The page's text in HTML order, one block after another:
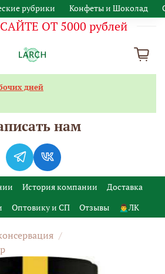
рубрики Конфеты и Шоколад
ОТ 5000 рублей
История компании
Доставка
Оптовику и СП Отзывы 🙍‍♂️ЛК
дней
нам